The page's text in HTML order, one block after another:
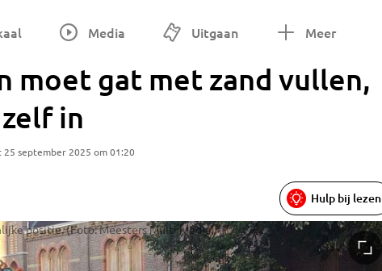
Media Uitgaan Meer
moet gat met zand vullen,
in
25 september 2025 om 01:20
positie. (Foto: Meesters Multi Media)
Hulp bij lezen